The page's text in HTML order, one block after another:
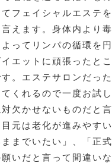
フェイシャルエステ
えます。身体内より
ってリンパの循環を
エットに頑張ったと
。エステサロンだっ
くれるので一度お試
欠かせないものだと
元は老化が進みやす
までいたい」、「正
いだと言って間違いな